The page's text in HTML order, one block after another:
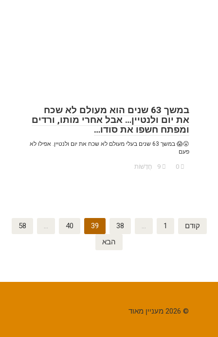
במשך 63 שנים הוא מעולם לא שכח
את יום ולנטיין… אבל אחרי מותו, ורדים
ומפתח חשפו את סודו…
😲😱 במשך 63 שנים בעלי מעולם לא שכח את יום ולנטיין. אפילו לא
פעם
חֲדָשׁוֹת 0
9
Posts
pagination
קודם 1
…
38
39
40
…
58
הבא
© 2026 מעניין מאוד